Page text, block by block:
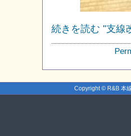
続きを読む "支線
Copyright © R&B 本